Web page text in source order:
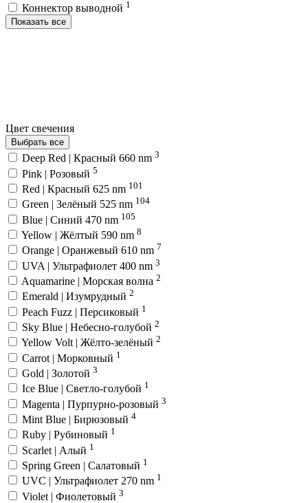
Коннектор выводной 1
Показать все
Цвет свечения
Выбрать все
Deep Red | Красный 660 nm 3
Pink | Розовый 5
Red | Красный 625 nm 101
Green | Зелёный 525 nm 104
Blue | Синий 470 nm 105
Yellow | Жёлтый 590 nm 8
Orange | Оранжевый 610 nm 7
UVA | Ультрафиолет 400 nm 3
Aquamarine | Морская волна 2
Emerald | Изумрудный 2
Peach Fuzz | Персиковый 1
Sky Blue | Небесно-голубой 2
Yellow Volt | Жёлто-зелёный 2
Carrot | Морковный 1
Gold | Золотой 3
Ice Blue | Светло-голубой 1
Magenta | Пурпурно-розовый 3
Mint Blue | Бирюзовый 4
Ruby | Рубиновый 1
Scarlet | Алый 1
Spring Green | Салатовый 1
UVC | Ультрафиолет 270 nm 1
Violet | Фиолетовый 3